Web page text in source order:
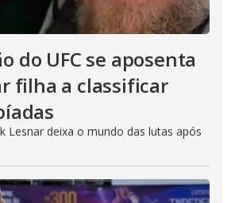
do UFC se aposenta
filha a classificar
Lesnar deixa o mundo das lutas após